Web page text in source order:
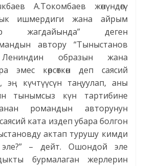
А.Токомбаев жөнүндөгү
ишмердиги жана айрым
жагдайында” деген
автору “Тыныстанов
Лениндин образын жана
эмес көрсөткөн деп саясий
күчтүүсүн таңуулап, аны
тынымсыз күн тартибине
романдын авторунун
ката издеп убара болгон
актап турушу кимди
– дейт. Ошондой эле
бурмалаган жерлерин